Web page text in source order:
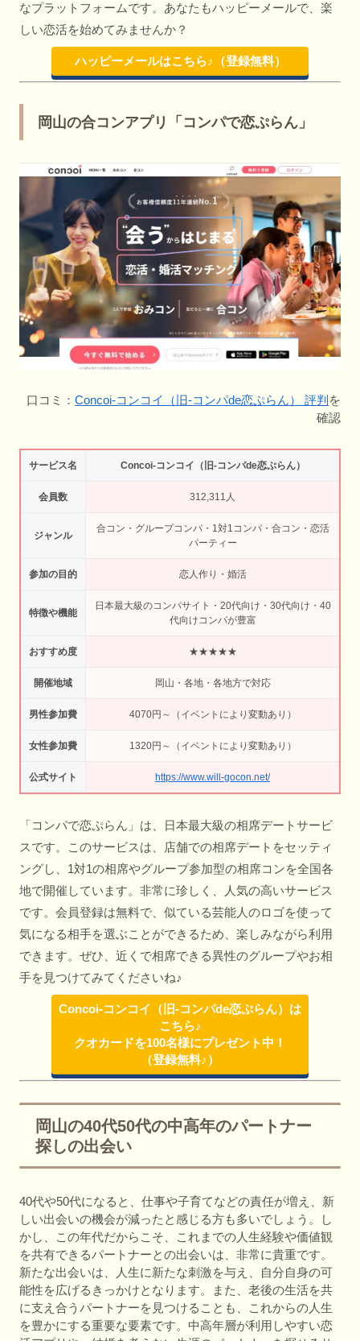
なプラットフォームです。あなたもハッピーメールで、楽
しい恋活を始めてみませんか？
ハッピーメールはこちら♪（登録無料）
岡山の合コンアプリ「コンパで恋ぷらん」
口コミ： Concoi-コンコイ（旧-コンパde恋ぷらん） 評判 を
確認
サービス名 Concoi-コンコイ（旧-コンパde恋ぷらん）
会員数 312,311人
ジャンル
合コン・グループコンパ・1対1コンパ・合コン・恋活
パーティー
参加の目的 恋人作り・婚活
特徴や機能
日本最大級のコンパサイト・20代向け・30代向け・40
代向けコンパが豊富
おすすめ度 ★★★★★
開催地域 岡山・各地・各地方で対応
男性参加費 4070円～（イベントにより変動あり）
女性参加費 1320円～（イベントにより変動あり）
公式サイト https://www.will-gocon.net/
「コンパで恋ぷらん」は、日本最大級の相席デートサービ
スです。このサービスは、店舗での相席デートをセッティ
ングし、1対1の相席やグループ参加型の相席コンを全国各
地で開催しています。非常に珍しく、人気の高いサービス
です。会員登録は無料で、似ている芸能人のロゴを使って
気になる相手を選ぶことができるため、楽しみながら利用
できます。ぜひ、近くで相席できる異性のグループやお相
手を見つけてみてくださいね♪
Concoi-コンコイ（旧-コンパde恋ぷらん）は
こちら♪
クオカードを100名様にプレゼント中！
（登録無料♪）
岡山の40代50代の中高年のパートナー
探しの出会い
40代や50代になると、仕事や子育てなどの責任が増え、新
しい出会いの機会が減ったと感じる方も多いでしょう。し
かし、この年代だからこそ、これまでの人生経験や価値観
を共有できるパートナーとの出会いは、非常に貴重です。
新たな出会いは、人生に新たな刺激を与え、自分自身の可
能性を広げるきっかけとなります。また、老後の生活を共
に支え合うパートナーを見つけることも、これからの人生
を豊かにする重要な要素です。中高年層が利用しやすい恋